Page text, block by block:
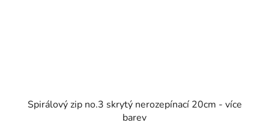
Spirálový zip no.3 skrytý nerozepínací 20cm - více
barev